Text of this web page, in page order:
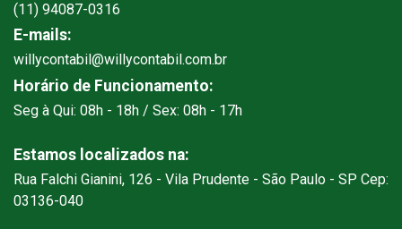
(11) 94087-0316
E-mails:
willycontabil@willycontabil.com.br
Horário de Funcionamento:
Seg à Qui: 08h - 18h / Sex: 08h - 17h
Estamos localizados na:
Rua Falchi Gianini, 126 - Vila Prudente - São Paulo - SP Cep:
03136-040